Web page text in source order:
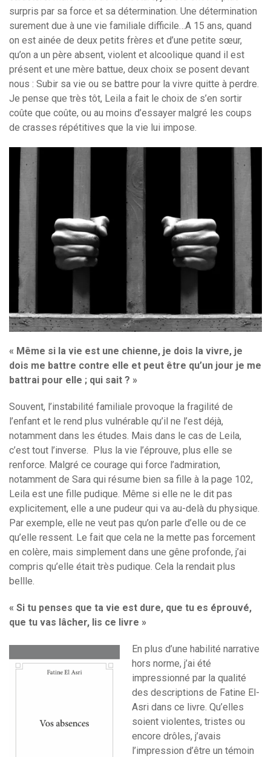
surpris par sa force et sa détermination. Une détermination
surement due à une vie familiale difficile…A 15 ans, quand
on est ainée de deux petits frères et d’une petite sœur,
qu’on a un père absent, violent et alcoolique quand il est
présent et une mère battue, deux choix se posent devant
nous : Subir sa vie ou se battre pour la vivre quitte à perdre.
Je pense que très tôt, Leila a fait le choix de s’en sortir
coûte que coûte, ou au moins d’essayer malgré les coups
de crasses répétitives que la vie lui impose.
« Même si la vie est une chienne, je dois la vivre, je
dois me battre contre elle et peut être qu’un jour je me
battrai pour elle ; qui sait ? »
Souvent, l’instabilité familiale provoque la fragilité de
l’enfant et le rend plus vulnérable qu’il ne l’est déjà,
notamment dans les études. Mais dans le cas de Leila,
c’est tout l’inverse. Plus la vie l’éprouve, plus elle se
renforce. Malgré ce courage qui force l’admiration,
notamment de Sara qui résume bien sa fille à la page 102,
Leila est une fille pudique. Même si elle ne le dit pas
explicitement, elle a une pudeur qui va au-delà du physique.
Par exemple, elle ne veut pas qu’on parle d’elle ou de ce
qu’elle ressent. Le fait que cela ne la mette pas forcement
en colère, mais simplement dans une gêne profonde, j’ai
compris qu’elle était très pudique. Cela la rendait plus
bellle.
« Si tu penses que ta vie est dure, que tu es éprouvé,
que tu vas lâcher, lis ce livre »
En plus d’une habilité narrative
hors norme, j’ai été
impressionné par la qualité
des descriptions de Fatine El-
Asri dans ce livre. Qu’elles
soient violentes, tristes ou
encore drôles, j’avais
l’impression d’être un témoin